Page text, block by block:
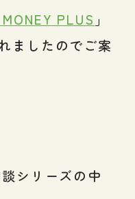
PLUS 」
ましたのでご案
シリーズの中